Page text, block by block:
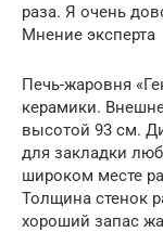
раза. Я очень
Мнение эксперта
Печь-жаровня
керамики.
высотой 93 см.
для закладки
широком месте
Толщина стенок
хороший запас